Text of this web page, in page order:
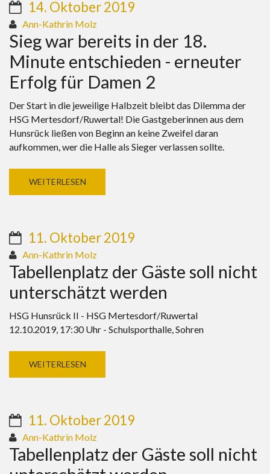
14. Oktober 2019
Ann-Kathrin Molz
Sieg war bereits in der 18.
Minute entschieden - erneuter
Erfolg für Damen 2
Der Start in die jeweilige Halbzeit bleibt das Dilemma der
HSG Mertesdorf/Ruwertal! Die Gastgeberinnen aus dem
Hunsrück ließen von Beginn an keine Zweifel daran
aufkommen, wer die Halle als Sieger verlassen sollte.
WEITERLESEN
11. Oktober 2019
Ann-Kathrin Molz
Tabellenplatz der Gäste soll nicht
unterschätzt werden
HSG Hunsrück II - HSG Mertesdorf/Ruwertal
12.10.2019, 17:30 Uhr - Schulsporthalle, Sohren
WEITERLESEN
11. Oktober 2019
Ann-Kathrin Molz
Tabellenplatz der Gäste soll nicht